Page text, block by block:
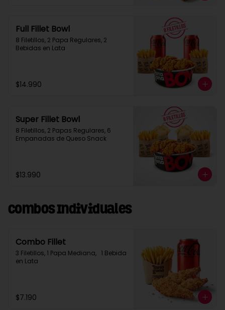
Full Fillet Bowl
8 Filetillos, 2 Papa Regulares, 2
Bebidas en Lata
$14.990
Super Fillet Bowl
8 Filetillos, 2 Papas Regulares, 6
Empanadas de Queso Snack
$13.990
Combos Individuales
Combo Fillet
3 Filetillos, 1 Papa Mediana,   1 Bebida
en Lata
$7.190